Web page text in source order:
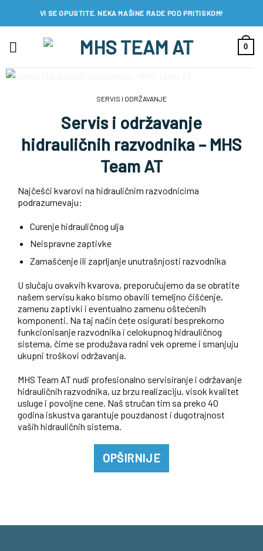
VI SE OPUSTITE. NEKA MAŠINE RADE POD PRITISKOM!
0
SERVIS I ODRŽAVANJE
Servis i održavanje
hidrauličnih razvodnika – MHS
Team AT
Najčešći kvarovi na hidrauličnim razvodnicima
podrazumevaju:
Curenje hidrauličnog ulja
Neispravne zaptivke
Zamašćenje ili zaprljanje unutrašnjosti razvodnika
U slučaju ovakvih kvarova, preporučujemo da se obratite
našem servisu kako bismo obavili temeljno čišćenje,
zamenu zaptivki i eventualno zamenu oštećenih
komponenti. Na taj način ćete osigurati besprekorno
funkcionisanje razvodnika i celokupnog hidrauličnog
sistema, čime se produžava radni vek opreme i smanjuju
ukupni troškovi održavanja.
MHS Team AT nudi profesionalno servisiranje i održavanje
hidrauličnih razvodnika, uz brzu realizaciju, visok kvalitet
usluge i povoljne cene. Naš stručan tim sa preko 40
godina iskustva garantuje pouzdanost i dugotrajnost
vaših hidrauličnih sistema.
OPŠIRNIJE